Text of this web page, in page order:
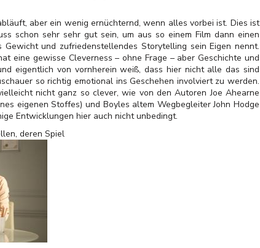
aber ein wenig ernüchternd, wenn alles vorbei ist. Dies ist
schon sehr sehr gut sein, um aus so einem Film dann einen
und zufriedenstellendes Storytelling sein Eigen nennt.
hat eine gewisse Cleverness – ohne Frage – aber Geschichte und
eigentlich von vornherein weiß, dass hier nicht alle das sind
so richtig emotional ins Geschehen involviert zu werden.
nicht ganz so clever, wie von den Autoren Joe Ahearne
eigenen Stoffes) und Boyles altem Wegbegleiter John Hodge
Entwicklungen hier auch nicht unbedingt.
deren Spiel